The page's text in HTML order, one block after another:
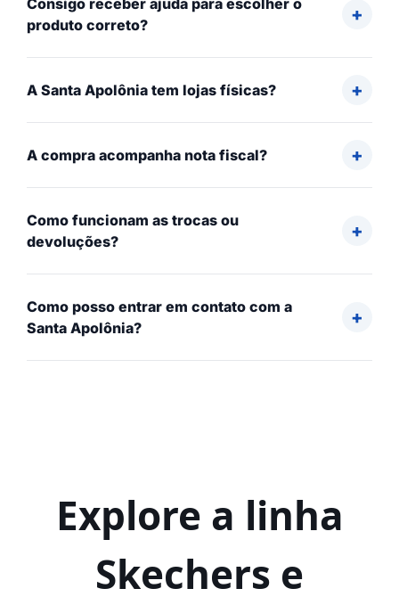
Consigo receber ajuda para escolher o
produto correto?
A Santa Apolônia tem lojas físicas?
A compra acompanha nota fiscal?
Como funcionam as trocas ou
devoluções?
Como posso entrar em contato com a
Santa Apolônia?
Explore a linha
Skechers e